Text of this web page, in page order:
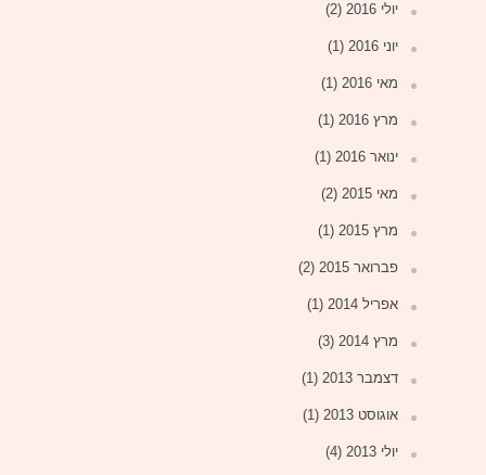
יולי 2016 (2)
יוני 2016 (1)
מאי 2016 (1)
מרץ 2016 (1)
ינואר 2016 (1)
מאי 2015 (2)
מרץ 2015 (1)
פברואר 2015 (2)
אפריל 2014 (1)
מרץ 2014 (3)
דצמבר 2013 (1)
אוגוסט 2013 (1)
יולי 2013 (4)